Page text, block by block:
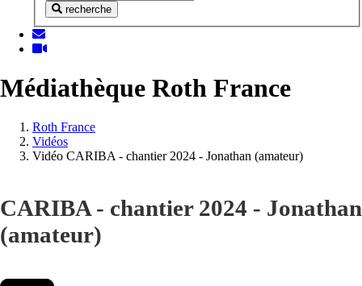
recherche
Médiathèque Roth France
Vous
Roth France
Vidéos
Vidéo CARIBA - chantier 2024 - Jonathan (amateur)
CARIBA - chantier 2024 - Jonathan
(amateur)